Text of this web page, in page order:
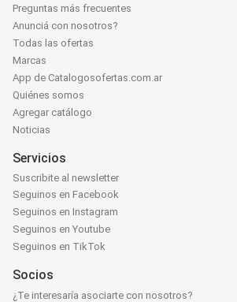
Preguntas más frecuentes
Anunciá con nosotros?
Todas las ofertas
Marcas
App de Catalogosofertas.com.ar
Quiénes somos
Agregar catálogo
Noticias
Servicios
Suscribite al newsletter
Seguinos en Facebook
Seguinos en Instagram
Seguinos en Youtube
Seguinos en TikTok
Socios
¿Te interesaría asociarte con nosotros?